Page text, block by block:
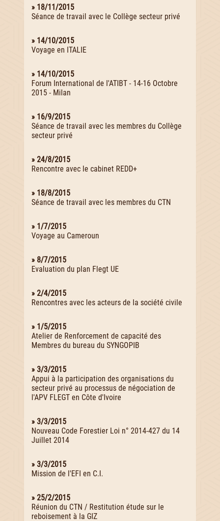
» 18/11/2015
Séance de travail avec le Collège secteur privé
» 14/10/2015
Voyage en ITALIE
» 14/10/2015
Forum International de l'ATIBT - 14-16 Octobre
2015 - Milan
» 16/9/2015
Séance de travail avec les membres du Collège
secteur privé
» 24/8/2015
Rencontre avec le cabinet REDD+
» 18/8/2015
Séance de travail avec les membres du CTN
» 1/7/2015
Voyage au Cameroun
» 8/7/2015
Evaluation du plan Flegt UE
» 2/4/2015
Rencontres avec les acteurs de la société civile
» 1/5/2015
Atelier de Renforcement de capacité des
Membres du bureau du SYNGOPIB
» 3/3/2015
Appui à la participation des organisations du
secteur privé au processus de négociation de
l'APV FLEGT en Côte d'Ivoire
» 3/3/2015
Nouveau Code Forestier Loi n° 2014-427 du 14
Juillet 2014
» 3/3/2015
Mission de l'EFI en C.I.
» 25/2/2015
Réunion du CTN / Restitution étude sur le
reboisement à la GIZ